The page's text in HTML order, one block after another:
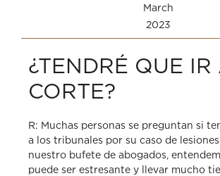
March
2023
¿TENDRÉ QUE
CORTE?
R: Muchas personas se preguntan si
a los tribunales por su caso de
nuestro bufete de abogados,
puede ser estresante y llevar mucho